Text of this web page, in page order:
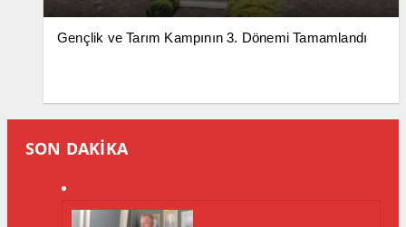
Gençlik ve Tarım Kampının 3. Dönemi Tamamlandı
SON DAKİKA